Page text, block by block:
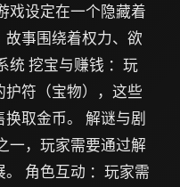
戏设定在一个隐藏着
事围绕着权力、欲
统 挖宝与赚钱 ：玩
符（宝物），这些
取金币。 解谜与剧
一，玩家需要通过解
角色互动 ：玩家需